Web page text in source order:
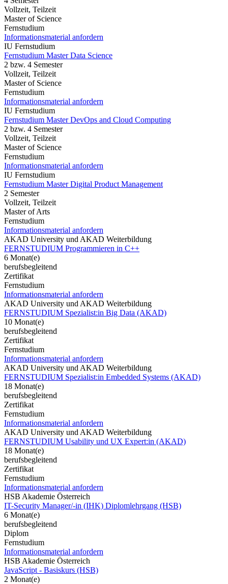
Vollzeit, Teilzeit
Master of Science
Fernstudium
Informationsmaterial anfordern
IU Fernstudium
Fernstudium Master Data Science
2 bzw. 4 Semester
Vollzeit, Teilzeit
Master of Science
Fernstudium
Informationsmaterial anfordern
IU Fernstudium
Fernstudium Master DevOps and Cloud Computing
2 bzw. 4 Semester
Vollzeit, Teilzeit
Master of Science
Fernstudium
Informationsmaterial anfordern
IU Fernstudium
Fernstudium Master Digital Product Management
2 Semester
Vollzeit, Teilzeit
Master of Arts
Fernstudium
Informationsmaterial anfordern
AKAD University und AKAD Weiterbildung
FERNSTUDIUM Programmieren in C++
6 Monat(e)
berufsbegleitend
Zertifikat
Fernstudium
Informationsmaterial anfordern
AKAD University und AKAD Weiterbildung
FERNSTUDIUM Spezialist:in Big Data (AKAD)
10 Monat(e)
berufsbegleitend
Zertifikat
Fernstudium
Informationsmaterial anfordern
AKAD University und AKAD Weiterbildung
FERNSTUDIUM Spezialist:in Embedded Systems (AKAD)
18 Monat(e)
berufsbegleitend
Zertifikat
Fernstudium
Informationsmaterial anfordern
AKAD University und AKAD Weiterbildung
FERNSTUDIUM Usability und UX Expert:in (AKAD)
18 Monat(e)
berufsbegleitend
Zertifikat
Fernstudium
Informationsmaterial anfordern
HSB Akademie Österreich
IT-Security Manager/-in (IHK) Diplomlehrgang (HSB)
6 Monat(e)
berufsbegleitend
Diplom
Fernstudium
Informationsmaterial anfordern
HSB Akademie Österreich
JavaScript - Basiskurs (HSB)
2 Monat(e)